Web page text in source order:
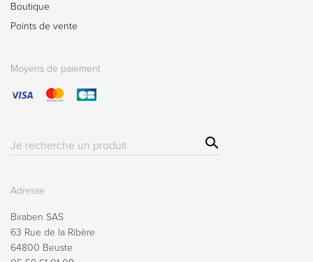
Boutique
Points de vente
Moyens de paiement
Résultat(s)
Sear
ch
Adresse
Biraben SAS
63 Rue de la Ribère
64800 Beuste